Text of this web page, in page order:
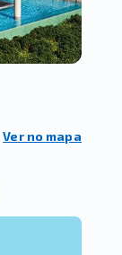
Ver no mapa